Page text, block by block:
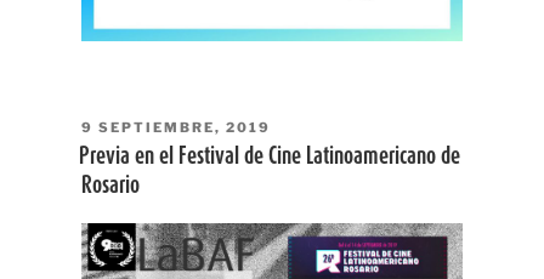
PUBLICADO
EL
9 SEPTIEMBRE, 2019
Previa en el Festival de Cine Latinoamericano de
Rosario